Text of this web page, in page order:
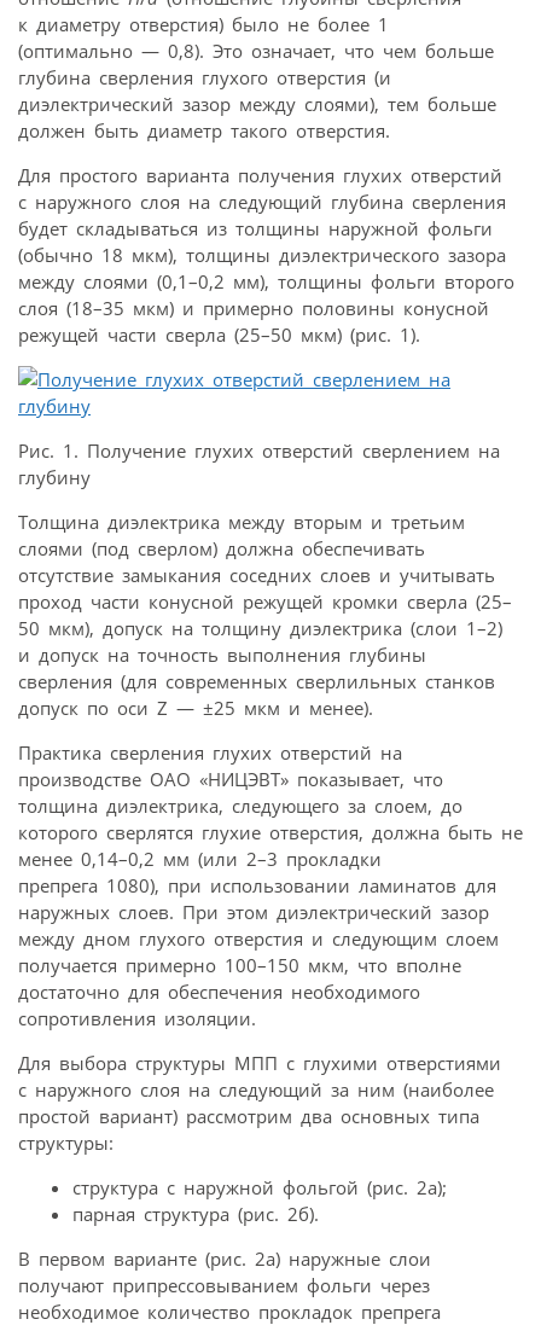
к диаметру отверстия) было не более 1
(оптимально — 0,8). Это означает, что чем больше
глубина сверления глухого отверстия (и
диэлектрический зазор между слоями), тем больше
должен быть диаметр такого отверстия.
Для простого варианта получения глухих отверстий
с наружного слоя на следующий глубина сверления
будет складываться из толщины наружной фольги
(обычно 18 мкм), толщины диэлектрического зазора
между слоями (0,1–0,2 мм), толщины фольги второго
слоя (18–35 мкм) и примерно половины конусной
режущей части сверла (25–50 мкм) (рис. 1).
Рис. 1. Получение глухих отверстий сверлением на
глубину
Толщина диэлектрика между вторым и третьим
слоями (под сверлом) должна обеспечивать
отсутствие замыкания соседних слоев и учитывать
проход части конусной режущей кромки сверла (25–
50 мкм), допуск на толщину диэлектрика (слои 1–2)
и допуск на точность выполнения глубины
сверления (для современных сверлильных станков
допуск по оси Z — ±25 мкм и менее).
Практика сверления глухих отверстий на
производстве ОАО «НИЦЭВТ» показывает, что
толщина диэлектрика, следующего за слоем, до
которого сверлятся глухие отверстия, должна быть не
менее 0,14–0,2 мм (или 2–3 прокладки
препрега 1080), при использовании ламинатов для
наружных слоев. При этом диэлектрический зазор
между дном глухого отверстия и следующим слоем
получается примерно 100–150 мкм, что вполне
достаточно для обеспечения необходимого
сопротивления изоляции.
Для выбора структуры МПП с глухими отверстиями
с наружного слоя на следующий за ним (наиболее
простой вариант) рассмотрим два основных типа
структуры:
структура с наружной фольгой (рис. 2а);
парная структура (рис. 2б).
В первом варианте (рис. 2а) наружные слои
получают припрессовыванием фольги через
необходимое количество прокладок препрега